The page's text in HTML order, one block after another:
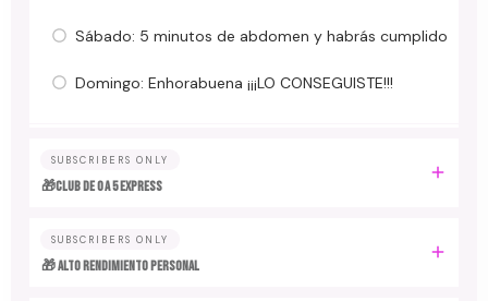
Sábado: 5 minutos de abdomen y habrás cumplido
Domingo: Enhorabuena ¡¡¡LO CONSEGUISTE!!!
SUBSCRIBERS ONLY
🎁Club de 0 a 5 EXPRESS
SUBSCRIBERS ONLY
🎁 ALTO RENDIMIENTO PERSONAL